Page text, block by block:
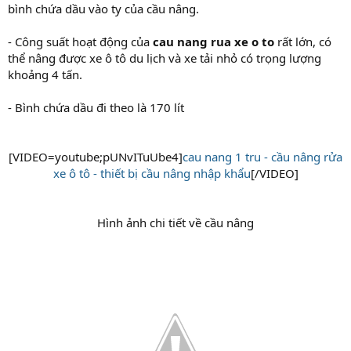
bình chứa dầu vào ty của cầu nâng.
- Công suất hoạt động của cau nang rua xe o to rất lớn, có
thể nâng được xe ô tô du lịch và xe tải nhỏ có trọng lượng
khoảng 4 tấn.
- Bình chứa dầu đi theo là 170 lít
[VIDEO=youtube;pUNvITuUbe4]cau nang 1 tru - cầu nâng rửa
xe ô tô - thiết bị cầu nâng nhập khẩu[/VIDEO]
Hình ảnh chi tiết về cầu nâng